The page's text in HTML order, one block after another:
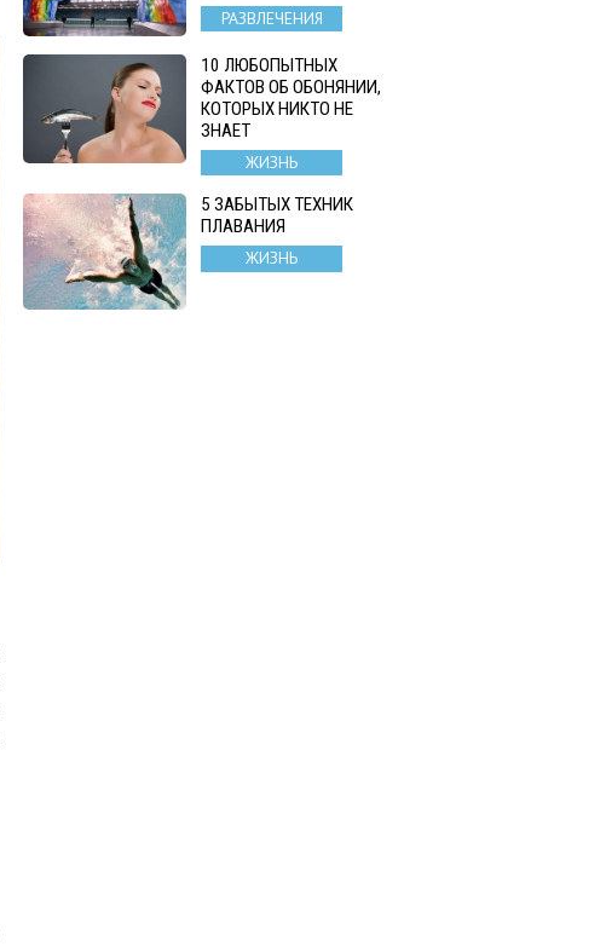
РАЗВЛЕЧЕНИЯ
10 ЛЮБОПЫТНЫХ
ФАКТОВ ОБ ОБОНЯНИИ,
КОТОРЫХ НИКТО НЕ
ЗНАЕТ
ЖИЗНЬ
5 ЗАБЫТЫХ ТЕХНИК
ПЛАВАНИЯ
ЖИЗНЬ